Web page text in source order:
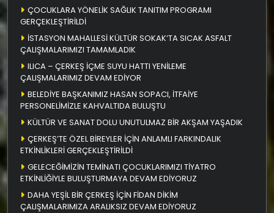
ÇOCUKLARA YÖNELİK SAĞLIK TANITIM PROGRAMI
GERÇEKLEŞTİRİLDİ
İSTASYON MAHALLESİ KÜLTÜR SOKAK’TA SICAK ASFALT
ÇALIŞMALARIMIZI TAMAMLADIK
ILICA – ÇERKEŞ İÇME SUYU HATTI YENİLEME
ÇALIŞMALARIMIZ DEVAM EDİYOR
BELEDİYE BAŞKANIMIZ HASAN SOPACI, İTFAİYE
PERSONELİMİZLE KAHVALTIDA BULUŞTU
KÜLTÜR VE SANAT DOLU UNUTULMAZ BİR AKŞAM YAŞADIK
ÇERKEŞ’TE ÖZEL BİREYLER İÇİN ANLAMLI FARKINDALIK
ETKİNLİKLERİ GERÇEKLEŞTİRİLDİ
GELECEĞİMİZİN TEMİNATI ÇOCUKLARIMIZI TİYATRO
ETKİNLİĞİYLE BULUŞTURMAYA DEVAM EDİYORUZ
DAHA YEŞİL BİR ÇERKEŞ İÇİN FİDAN DİKİM
ÇALIŞMALARIMIZA ARALIKSIZ DEVAM EDİYORUZ